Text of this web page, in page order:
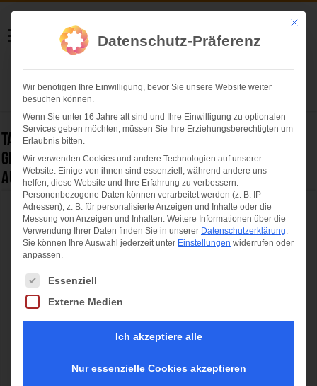
Helmut Swoboda
Fotografie
Herzlich willkommen
Tag Archives:
geträumt“ – Weltpremiere vom 4.4. – 15.4.2019
auf der Theresienwiese München
„Mandana – Circuskunst neu geträumt“ –
Weltpremiere vom 4.4. – 15.4.2019 auf der
Theresienwiese München
Mit
Datenschutz-Präferenz
Wir benötigen Ihre Einwilligung, bevor Sie unsere Website weiter
besuchen können.
Wenn Sie unter 16 Jahre alt sind und Ihre Einwilligung zu optionalen
Services geben möchten, müssen Sie Ihre Erziehungsberechtigten um
Erlaubnis bitten.
Wir verwenden Cookies und andere Technologien auf unserer
Website. Einige von ihnen sind essenziell, während andere uns
helfen, diese Website und Ihre Erfahrung zu verbessern.
Personenbezogene Daten können verarbeitet werden (z. B. IP-
Adressen), z. B. für personalisierte Anzeigen und Inhalte oder die
Messung von Anzeigen und Inhalten. Weitere Informationen über die
Verwendung Ihrer Daten finden Sie in unserer Datenschutzerklärung.
Sie können Ihre Auswahl jederzeit unter Einstellungen widerrufen oder
anpassen.
Es folgt eine Liste der Service-Gruppen, für die eine Einwilligung
Essenziell
Externe Medien
Ich akzeptiere alle
Nur essenzielle Cookies akzeptieren